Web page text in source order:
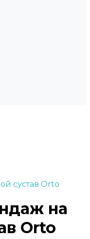
сустав Orto
на
Orto